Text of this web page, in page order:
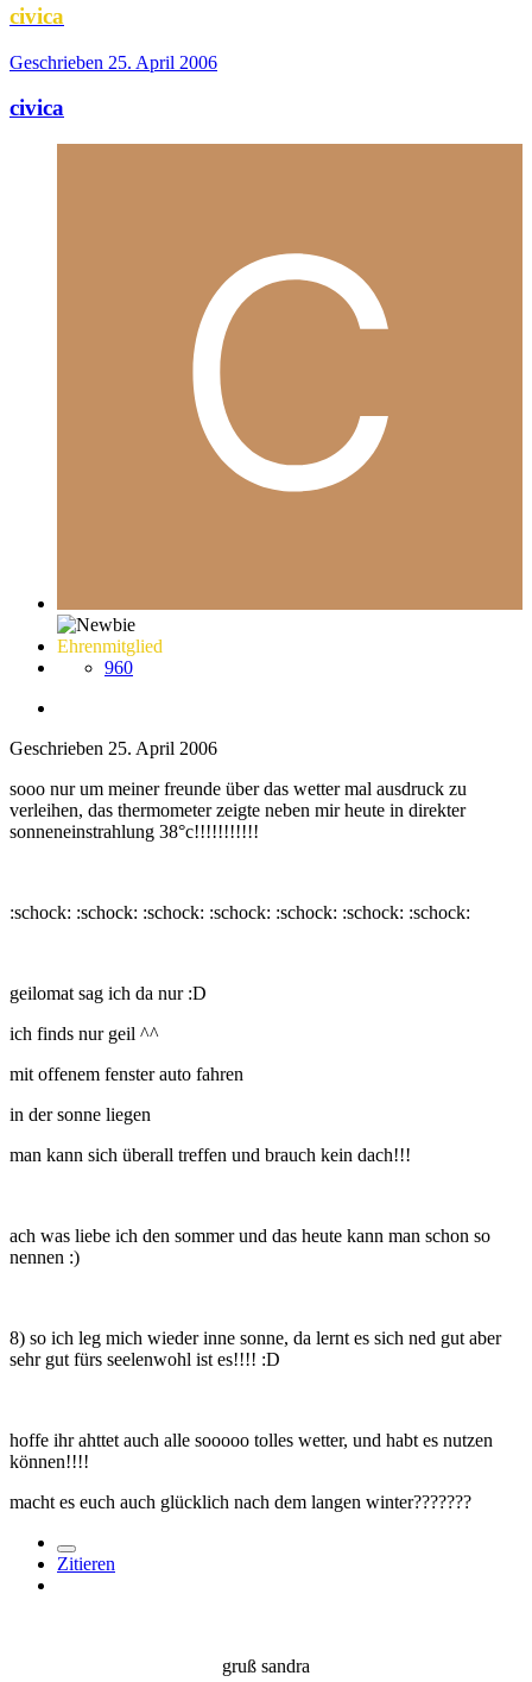
civica
Geschrieben 25. April 2006
civica
Ehrenmitglied
960
Geschrieben 25. April 2006
sooo nur um meiner freunde über das wetter mal ausdruck zu
verleihen, das thermometer zeigte neben mir heute in direkter
sonneneinstrahlung 38°c!!!!!!!!!!!
:schock: :schock: :schock: :schock: :schock: :schock: :schock:
geilomat sag ich da nur :D
ich finds nur geil ^^
mit offenem fenster auto fahren
in der sonne liegen
man kann sich überall treffen und brauch kein dach!!!
ach was liebe ich den sommer und das heute kann man schon so
nennen :)
8) so ich leg mich wieder inne sonne, da lernt es sich ned gut aber
sehr gut fürs seelenwohl ist es!!!! :D
hoffe ihr ahttet auch alle sooooo tolles wetter, und habt es nutzen
können!!!!
macht es euch auch glücklich nach dem langen winter???????
Zitieren
gruß sandra